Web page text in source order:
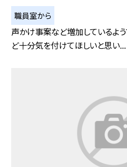
職員室から
声かけ事案など増加しているよ
ど十分気を付けてほしいと思い...